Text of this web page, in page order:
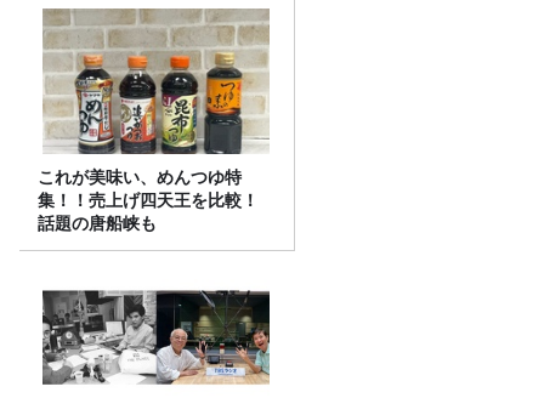
これが美味い、めんつゆ特
集！！売上げ四天王を比較！
話題の唐船峡も